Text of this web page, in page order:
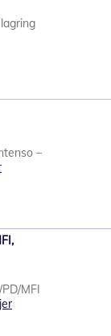
–
MFI